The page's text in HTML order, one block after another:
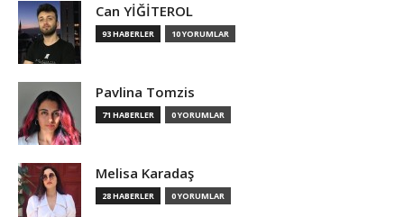
Can YİĞİTEROL
93 HABERLER 10 YORUMLAR
Pavlina Tomzis
71 HABERLER 0 YORUMLAR
Melisa Karadaş
28 HABERLER 0 YORUMLAR